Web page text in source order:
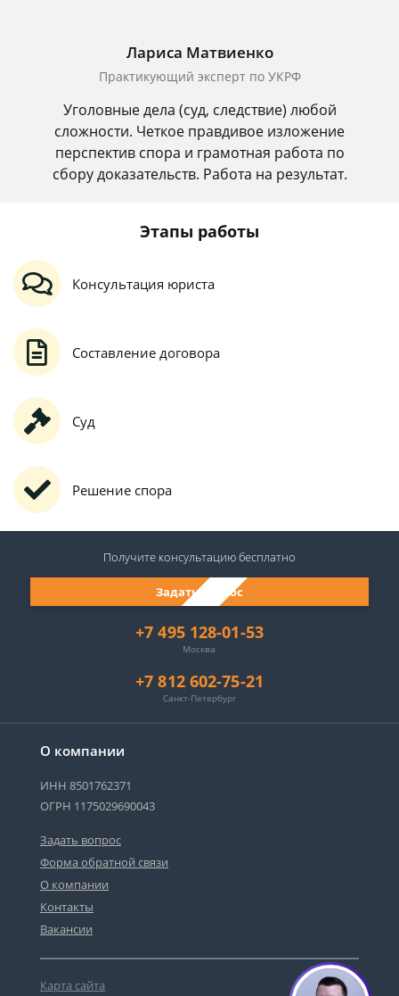
Лариса Матвиенко
Практикующий эксперт по УКРФ
Уголовные дела (суд, следствие) любой
сложности. Четкое правдивое изложение
перспектив спора и грамотная работа по
сбору доказательств. Работа на результат.
Этапы работы
Консультация юриста
Составление договора
Суд
Решение спора
О компании
ИНН 8501762371
ОГРН 1175029690043
Задать вопрос
Форма обратной связи
О компании
Контакты
Вакансии
Карта сайта
+7 495 128-01-53
Москва
+7 812 602-75-21
Санкт-Петербург
Задать вопрос
Получите консультациюбесплатно